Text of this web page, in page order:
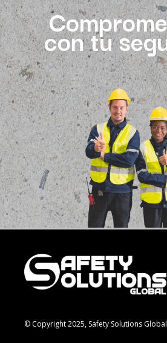
con tu
© Copyright 2025, Safety Solutions Global